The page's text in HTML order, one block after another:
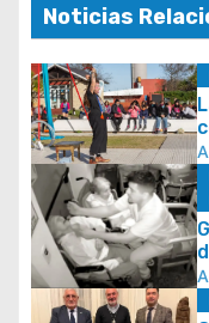
g
a
c
i
ó
n
d
e
e
Noticias